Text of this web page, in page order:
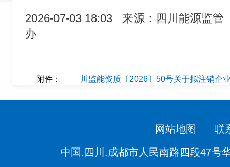
2026-07-03 18:03
来源：四川能源监管
办
附件： 川监能资质〔2026〕50号关于拟注销企
网站地图 联
中国.四川.成都市人民南路四段47号